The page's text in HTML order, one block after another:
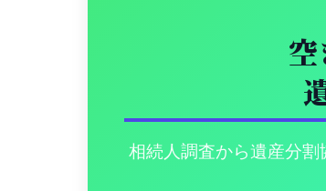
空
相続人調査から遺産分